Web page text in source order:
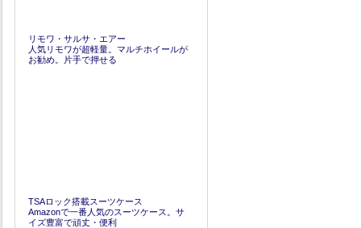
リモワ・サルサ・エアー
人気リモワが超軽量。マルチホイールが
お勧め。片手で押せる
TSAロック搭載スーツケース
Amazonで一番人気のスーツケース。サ
イズ豊富で頑丈・便利